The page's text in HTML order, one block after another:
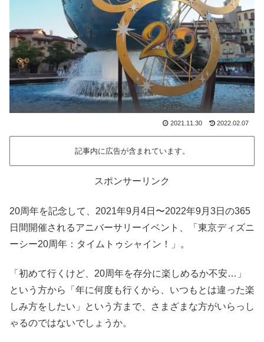
2021.11.30 2022.02.07
記事内に広告が含まれています。
スポンサーリンク
20周年を記念して、2021年9月4日〜2022年9月3日の365
日間開催されるアニバーサリーイベント、「東京ディズニ
ーシー20周年：タイムトゥシャイン！」。
「初めて行くけど、20周年を存分に楽しめるか不安…」
という方から「年に何度も行くから、いつもとは違った楽
しみ方をしたい」という方まで、さまざまな方がいらっし
ゃるのではないでしょうか。